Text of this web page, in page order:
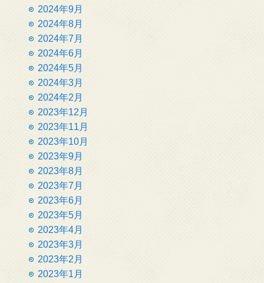
2024年9月
2024年8月
2024年7月
2024年6月
2024年5月
2024年3月
2024年2月
2023年12月
2023年11月
2023年10月
2023年9月
2023年8月
2023年7月
2023年6月
2023年5月
2023年4月
2023年3月
2023年2月
2023年1月